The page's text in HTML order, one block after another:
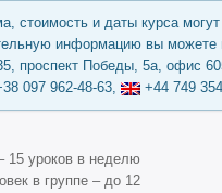
стоимость и даты курса
информацию вы можете
проспект Победы, 5а, офис
097 962-48-63, +44 749
15 уроков в неделю
в группе – до 12